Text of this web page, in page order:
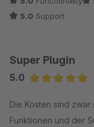
schnelle
Empfehlung
5.0 Support
Super Plugin
5.0
Die Kosten sind
Funktionen und der